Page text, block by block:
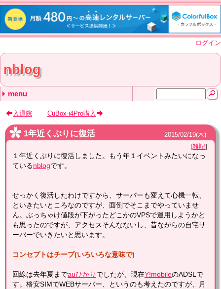
ログイン
nblog
menu
最近の記事
残暑
PS plusに1ヶ月入る
27インチ4Kモニター
Surface GoをWindows11にアップグレード
ワクチン３回目
最近のコメント
1年近くぶりに復活 nblog
聖剣の刀鍛冶 nblog
DELL XPS 13 通りすがり
DELL XPS 13 nblog
DELL XPS 13 通りすがり
タグ雑記 (62)
Linux (28)
コンピュータ (85)
モバイル (40)
ゲーム (5)
アニメ (4)
スマートフォン (1)
(none) (20)
入退院 CuBox-i4Pro購入
2015/02/19(木)
1年近くぶりに復活
雑記
１年近くぶりに復活しました。もう年１イベントみたいになっ
ているnblogです。
せっかく復活したわけですから、サーバーも変えて心機一転、
といきたいところなのですが、面倒でそこまでやっていませ
ん。ぶっちゃけ値段が下がったどこかのVPSで運用しようかと
も思ったのですが、アクセスそんなないし、昔ながらの自宅サ
ーバーでいきたいと思います。
コンセプトはチープ(いろいろな意味で)
回線は去年夏までauひかり でしたが、現在Y!mobileのADSLで
す。格安SIMでWEBサーバー、というのも考えたのですが、月